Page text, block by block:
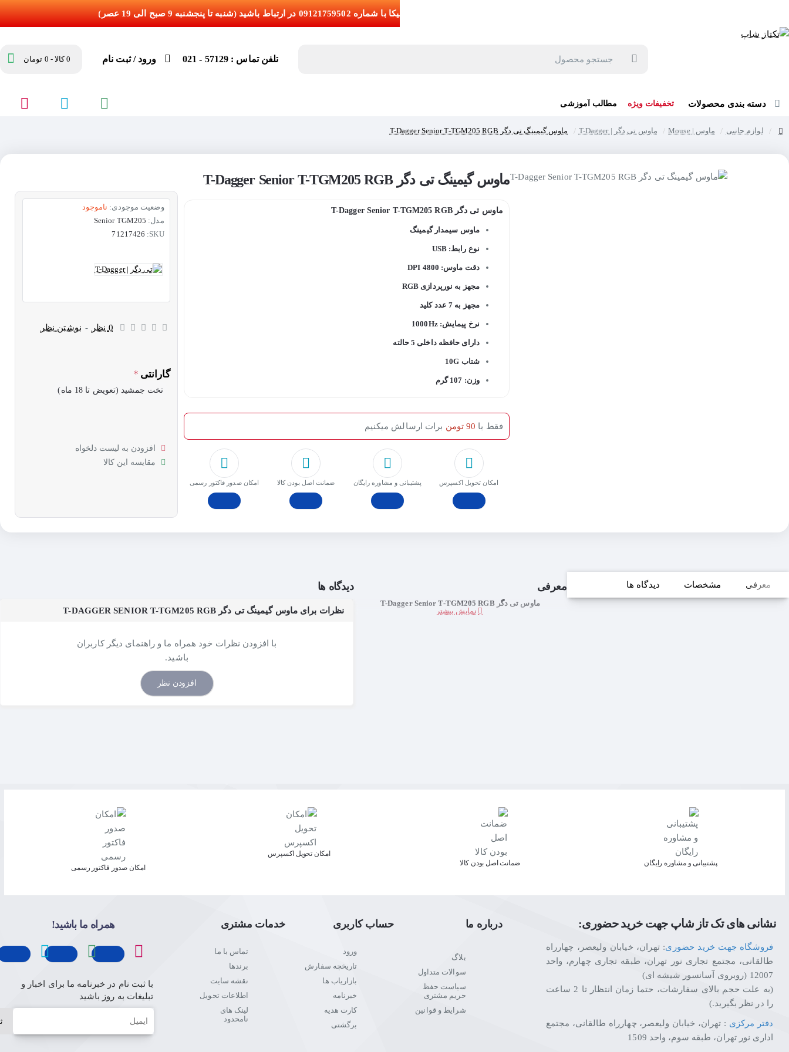
تلفن تماس : 57129 - 021 ورود / ثبت نام 0 کالا - 0 تومان
دسته بندی محصولات تخفیفات ویژه مطالب آموزشی
لوازم جانبی ماوس | Mouse ماوس تی دگر | T-Dagger ماوس گیمینگ تی دگر T-Dagger Senior T-TGM205 RGB
ماوس گیمینگ تی دگر T-Dagger Senior T-TGM205 RGB
ماوس تی دگر T-Dagger Senior T-TGM205 RGB
ماوس سیمدار گیمینگ
نوع رابط: USB
دقت ماوس: 4800 DPI
مجهز به نورپردازی RGB
مجهز به 7 عدد کلید
نرخ پیمایش: 1000Hz
دارای حافظه داخلی 5 حالته
شتاب 10G
وزن: 107 گرم
امکان تحویل اکسپرس پشتیبانی و مشاوره رایگان ﺿﻤﺎﻧﺖ اﺻﻞ ﺑﻮدن ﮐﺎﻟﺎ امکان صدور فاکتور رسمی
فقط با 90 تومن برات ارسالش میکنیم
وضعیت موجودی: ناموجود
مدل: Senior TGM205
SKU:
71217426
0 نظر - نوشتن نظر
گارانتی
تخت جمشید (تعویض تا 18 ماه)
افزودن به لیست دلخواه
مقایسه این کالا
معرفی مشخصات دیدگاه ها معرفی
ماوس تی دگر T-Dagger Senior T-TGM205 RGB
دیدگاه ها
نظرات برای ماوس گیمینگ تی دگر T-DAGGER SENIOR T-TGM205 RGB
با افزودن نظرات خود همراه ما و راهنمای دیگر کاربران
باشید.
افزودن نظر
پشتیبانی و مشاوره رایگان ﺿﻤﺎﻧﺖ اﺻﻞ ﺑﻮدن ﮐﺎﻟﺎ
اﻣﮑﺎن ﺗﺤﻮﯾﻞ اﮐﺴﭙﺮس
امکان صدور فاکتور رسمی
نشانی های تک تاز شاپ جهت خرید حضوری:
فروشگاه جهت خرید حضوری: تهران، خیابان ولیعصر، چهارراه
طالقانی، مجتمع تجاری نور تهران، طبقه تجاری چهارم، واحد
12007 (روبروی آسانسور شیشه ای)
(به علت حجم بالای سفارشات، حتما زمان انتظار تا 2 ساعت
را در نظر بگیرید.)
دفتر مرکزی : تهران، خیابان ولیعصر، چهارراه طالقانی، مجتمع
اداری نور تهران، طبقه سوم، واحد 1509
درباره ما
بلاگ
سوالات متداول
سیاست حفظ
حریم مشتری
شرایط و قوانین
حساب کاربری
ورود
تاریخچه سفارش
بازاریاب ها
خبرنامه
کارت هدیه
برگشتی
خدمات مشتری
تماس با ما
برندها
نقشه سایت
اطلاعات تحویل
لینک های
نامحدود
همراه ما باشید!
با ثبت نام در خبرنامه ما برای اخبار و
تبلیغات به روز باشید
ایمیل